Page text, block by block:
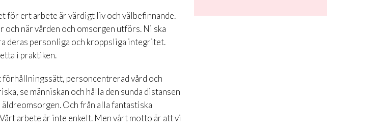
för ert arbete är värdigt liv och välbefinnande.
och när vården och omsorgen utförs. Ni ska
deras personliga och kroppsliga integritet.
i praktiken.
personcentrerad vård och
se människan och hålla den sunda distansen
Och från alla fantastiska
arbete är inte enkelt. Men vårt motto är att vi